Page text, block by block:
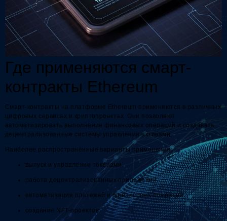
Где применяются смарт-
контракты Ethereum
Смарт-контракты на платформе Ethereum применяются в различных
цифровых сервисах и криптопроектах. Они позволяют
автоматизировать выполнение финансовых операций и создавать
децентрализованные системы управления активами.
Наиболее распространённые варианты применения:
выпуск и управление токенами
работа децентрализованных приложений
автоматизация платежей и финансовых операций
создание NFT-проектов